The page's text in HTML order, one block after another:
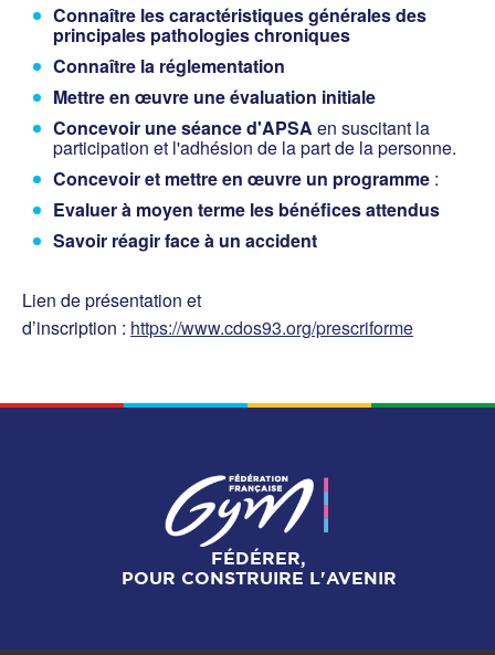
Connaître les caractéristiques générales des
principales pathologies chroniques
Connaître la réglementation
Mettre en œuvre une évaluation initiale
Concevoir une séance d'APSA en suscitant la
participation et l'adhésion de la part de la personne.
Concevoir et mettre en œuvre un programme :
Evaluer à moyen terme les bénéfices attendus
Savoir réagir face à un accident
Lien de présentation et
d’inscription : https://www.cdos93.org/prescriforme
FÉDÉRER,
POUR CONSTRUIRE L'AVENIR